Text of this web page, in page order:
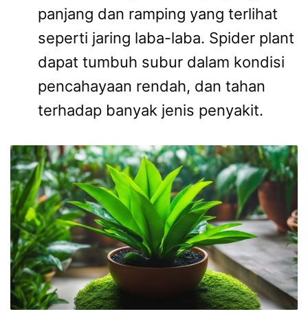
panjang dan ramping yang terlihat
seperti jaring laba-laba. Spider plant
dapat tumbuh subur dalam kondisi
pencahayaan rendah, dan tahan
terhadap banyak jenis penyakit.